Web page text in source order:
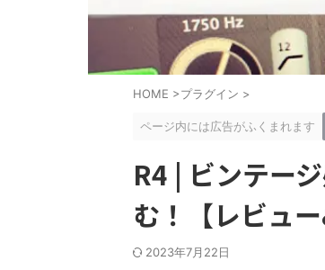
HOME >プラグイン >
ページ内には広告がふくまれます
R4 | ビンテー
む！【レビュ
2023年7月22日